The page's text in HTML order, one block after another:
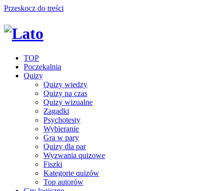
Przeskocz do treści
TOP
Poczekalnia
Quizy
Quizy wiedzy
Quizy na czas
Quizy wizualne
Zagadki
Psychotesty
Wybieranie
Gra w pary
Quizy dla par
Wyzwania quizowe
Fiszki
Kategorie quizów
Top autorów